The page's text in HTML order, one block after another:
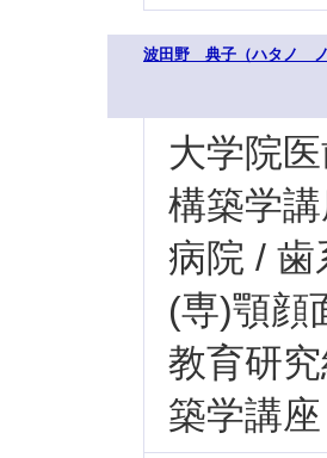
波田野 典子（ハタノ ノ
大学院
構築学
病院 / 歯
(専)顎顔
教育研
築学講